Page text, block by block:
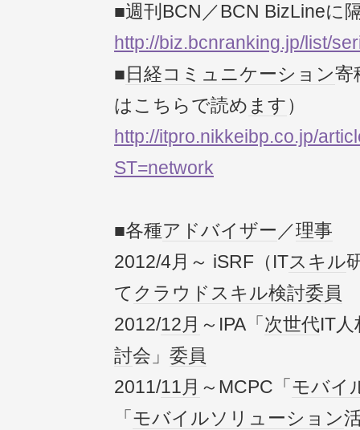
■週刊BCN／BCN BizLineに
http://biz.bcnranking.jp/list/
■ 日経コミュニケーション寄
はこちらで読め ます）
http://itpro.nikkeibp.co.jp/
ST=network
■各種アドバイザー ／理事
2012/4月～ iSRF（ITスキル
て クラウド スキル検討委員
2012/12月 ～IPA「 次世代IT人
討会」 委員
2011/11月 ～MCPC「 モバイ
「 モバイルソリューション